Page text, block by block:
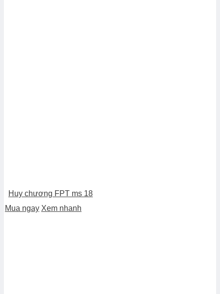
Huy chương FPT ms 18
Mua ngay Xem nhanh